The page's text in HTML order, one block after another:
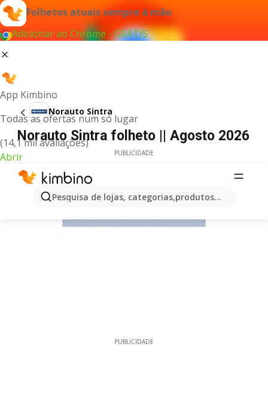
Folhetos atuais sempre à mão
Adicionar ao Chrome - GRÁTIS
App Kimbino
Todas as ofertas num só lugar
(14,1 mil avaliações)
Abrir
Pesquisa de lojas, categorias,produtos...
Norauto Sintra
Norauto Sintra folheto || Agosto 2026
PUBLICIDADE
PUBLICIDADE